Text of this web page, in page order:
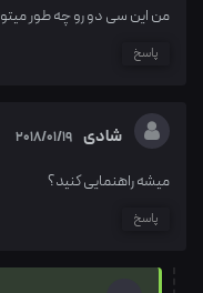
من اين سى دو رو چه طور
پاسخ
شادى 2018/01/19
ميشه راهنمايى كنيد؟
پاسخ